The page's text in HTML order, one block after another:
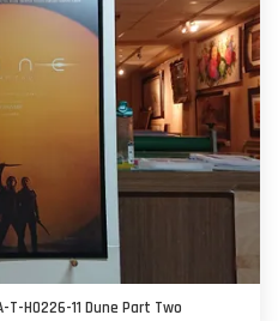
H0226-11 Dune Part Two